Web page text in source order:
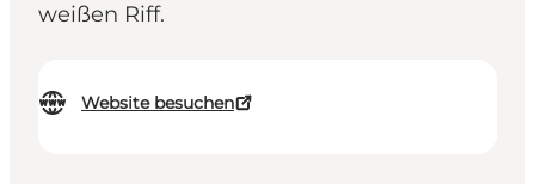
weißen Riff.
Website besuchen